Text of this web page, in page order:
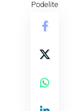
Podelite